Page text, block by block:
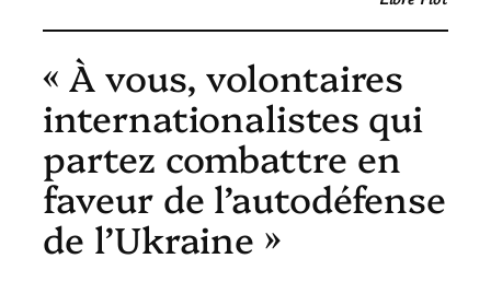
« À vous, volontaires
internationalistes qui
partez combattre en
faveur de l’autodéfense
de l’Ukraine »